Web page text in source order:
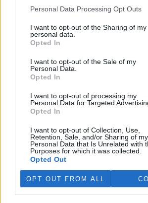
Personal Data Processing Opt Outs
I want to opt-out of the Sharing of my
personal data.
Opted In
I want to opt-out of the Sale of my
Personal Data.
Opted In
I want to opt-out of processing my
Personal Data for Targeted
Opted In
I want to opt-out of Collection, Use,
Retention, Sale, and/or Sharing of my
Personal Data that Is Unrelated with
Purposes for which it was collected.
Opted Out
OPT OUT FROM ALL
krajiny v okolí Liberce a německé Žitavy. Na
přeshraničním projektu budou spolupracovat
Čmelák – Společnost přátel přírody, Centrum
Žitavské hory a Mezinárodní centrum
uvedl předseda spolku Čmelák Jan Korytář.
Sklizeň bylinek na Pardubicku je
2.8.2026 18:12 | KŘIČEŇ (
mnohem
běžných
Zatímco
několika týdnů, u bylinek práce trvá měsíce. V
o tom vědí své, na Statku Junek vrcholí jedna
částí sezony. ČTK to řekla majitelka